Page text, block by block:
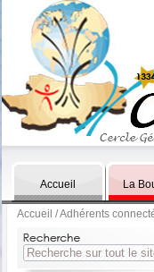
Accueil La
Accueil /Adhérents